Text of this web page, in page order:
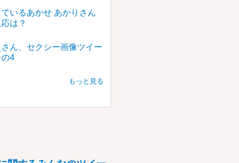
いるあかせ あかりさん
は？
ん、セクシー画像ツイー
の4
もっと見る